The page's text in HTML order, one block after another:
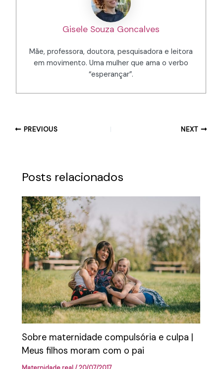
Gisele Souza Goncalves
Mãe, professora, doutora, pesquisadora e leitora
em movimento. Uma mulher que ama o verbo
“esperançar”.
PREVIOUS NEXT
Posts relacionados
Sobre maternidade compulsória e culpa |
Meus filhos moram com o pai